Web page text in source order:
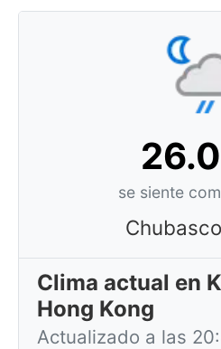
se siente
Clima actual en
Hong Kong
Actualizado a las